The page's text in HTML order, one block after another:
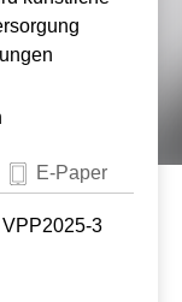
E-Paper
3